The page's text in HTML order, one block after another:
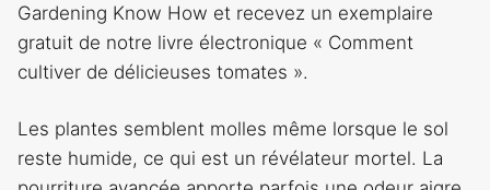
Gardening Know How et recevez un exemplaire
gratuit de notre livre électronique « Comment
cultiver de délicieuses tomates ».
Les plantes semblent molles même lorsque le sol
reste humide, ce qui est un révélateur mortel. La